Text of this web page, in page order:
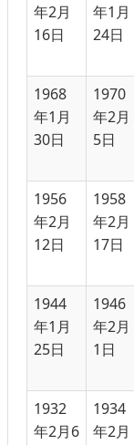
年2月
16日
年1月
24日
1968
年1月
30日
1970
年2月
5日
1956
年2月
12日
1958
年2月
17日
1944
年1月
25日
1946
年2月
1日
1932
年2月6
1934
年2月